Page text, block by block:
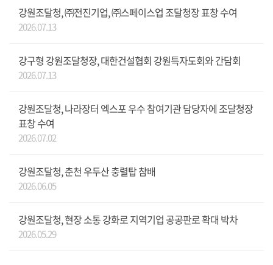
강원조달청, ㈜전진기업, ㈜스페이스업 조달청장 표창 수여
2026.07.13
강구형 강원조달청장, 대한건설협회 강원특자도회와 간담회
2026.07.13
강원조달청, 나라장터 엑스포 우수 참여기관 담당자에 조달청장
표창 수여
2026.07.02
강원조달청, 춘천 우두산 충렬탑 참배
2026.06.05
강원조달청, 현장 소통 강화로 지역기업 공공판로 확대 박차
2026.05.29